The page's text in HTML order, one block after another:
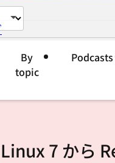
By
topic
Podcasts
7 から